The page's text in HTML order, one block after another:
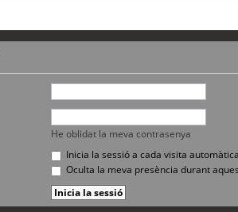
He oblidat la meva contrasenya
Inicia la sessió a cada visita
Oculta la meva presència durant